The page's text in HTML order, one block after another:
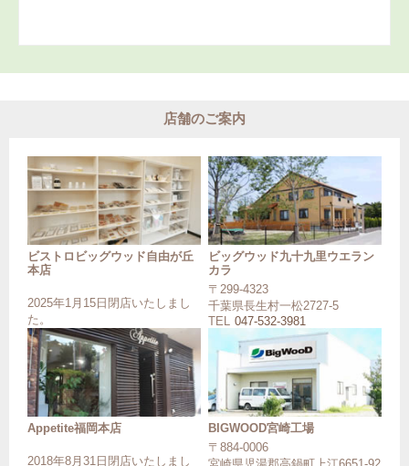
店舗のご案内
ビストロビッグウッド自由が丘
本店
2025年1月15日閉店いたしまし
た。
ビッグウッド九十九里ウエラン
カラ
〒299-4323
千葉県長生村一松2727-5
TEL 047-532-3981
Appetite福岡本店
2018年8月31日閉店いたしまし
BIGWOOD宮崎工場
〒884-0006